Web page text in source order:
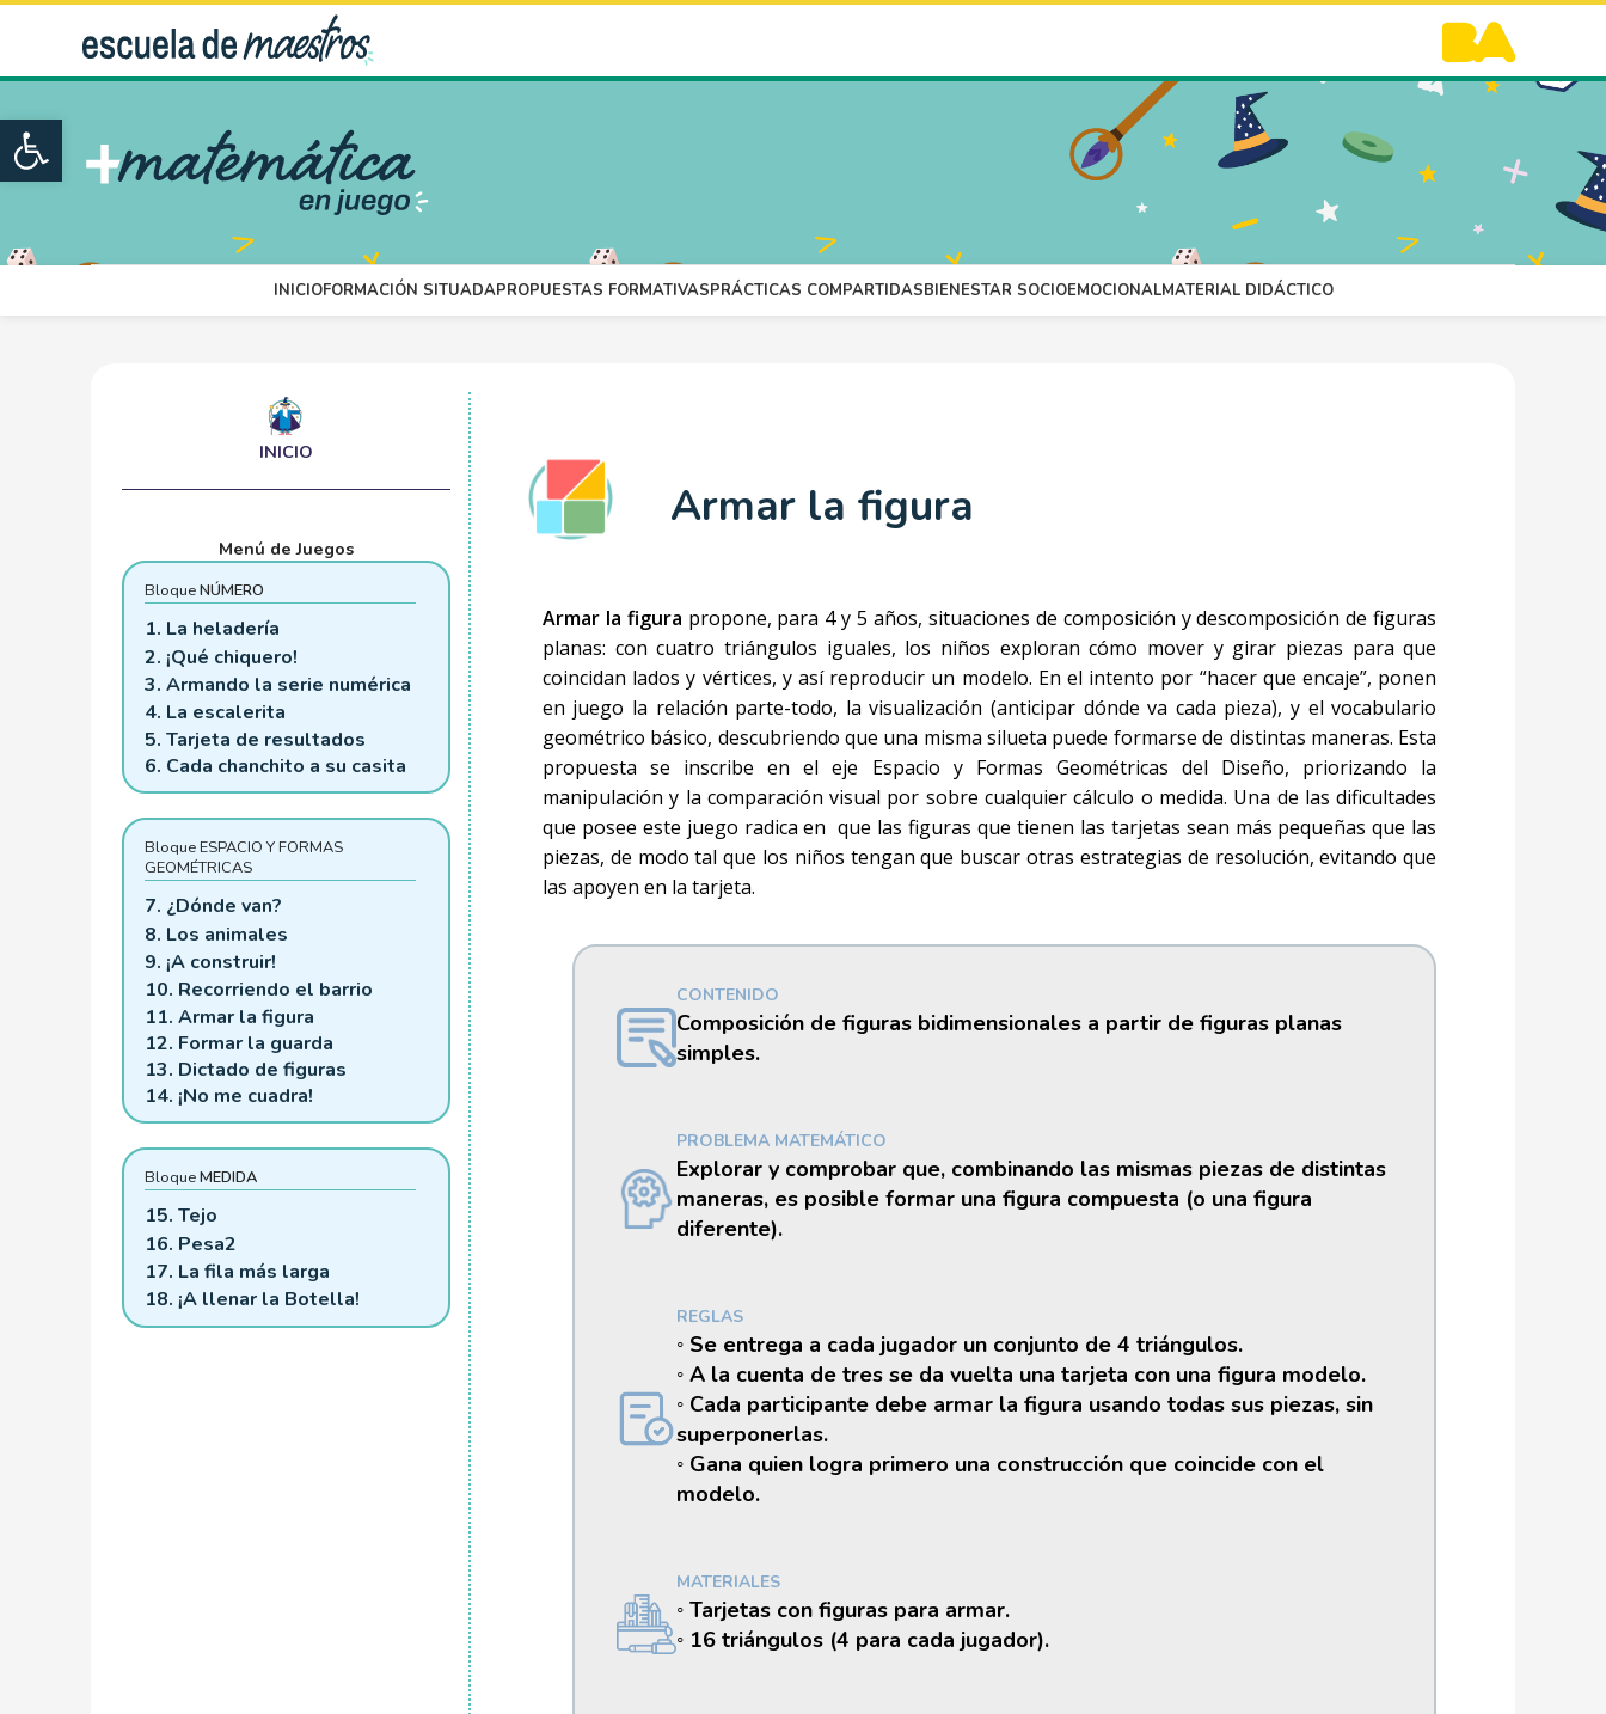
Open toolbar
INICIOFORMACIÓN SITUADAPROPUESTAS FORMATIVASPRÁCTICAS COMPARTIDASBIENESTAR SOCIOEMOCIONALMATERIAL DIDÁCTICO
INICIO
Menú de Juegos
BloqueNÚMERO
1. La heladería
2. ¡Qué chiquero!
3. Armando la serie numérica
4. La escalerita
5. Tarjeta de resultados
6. Cada chanchito a su casita
Bloque ESPACIO Y FORMAS
GEOMÉTRICAS
7. ¿Dónde van?
8. Los animales
9. ¡A construir!
10. Recorriendo el barrio
11. Armar la figura
12. Formar la guarda
13. Dictado de figuras
14. ¡No me cuadra!
BloqueMEDIDA
15. Tejo
16. Pesa2
17. La fila más larga
18. ¡A llenar la Botella!
Armar la figura
Armar la figura propone, para 4 y 5 años, situaciones de composición y descomposición de figuras
planas: con cuatro triángulos iguales, los niños exploran cómo mover y girar piezas para que
coincidan lados y vértices, y así reproducir un modelo. En el intento por “hacer que encaje”, ponen
en juego la relación parte-todo, la visualización (anticipar dónde va cada pieza), y el vocabulario
geométrico básico, descubriendo que una misma silueta puede formarse de distintas maneras. Esta
propuesta se inscribe en el eje Espacio y Formas Geométricas del Diseño, priorizando la
manipulación y la comparación visual por sobre cualquier cálculo o medida. Una de las dificultades
que posee este juego radica en que las figuras que tienen las tarjetas sean más pequeñas que las
piezas, de modo tal que los niños tengan que buscar otras estrategias de resolución, evitando que
las apoyen en la tarjeta.
CONTENIDO
Composición de figuras bidimensionales a partir de figuras planas
simples.
PROBLEMA MATEMÁTICO
Explorar y comprobar que, combinando las mismas piezas de distintas
maneras, es posible formar una figura compuesta (o una figura
diferente).
REGLAS
◦ Se entrega a cada jugador un conjunto de 4 triángulos.
◦ A la cuenta de tres se da vuelta una tarjeta con una figura modelo.
◦ Cada participante debe armar la figura usando todas sus piezas, sin
superponerlas.
◦ Gana quien logra primero una construcción que coincide con el
modelo.
MATERIALES
◦ Tarjetas con figuras para armar.
◦ 16 triángulos (4 para cada jugador).